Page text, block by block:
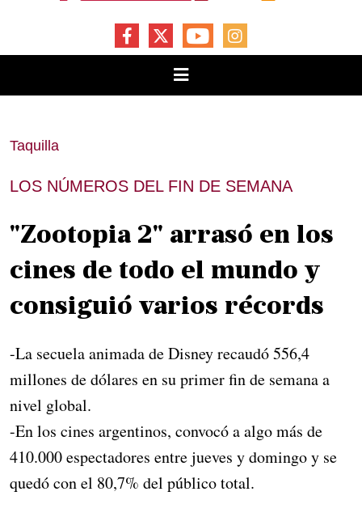
FACEBOOKYOUTUBEINSTAGRAM
Taquilla
LOS NÚMEROS DEL FIN DE SEMANA
"Zootopia 2" arrasó en los
cines de todo el mundo y
consiguió varios récords
-La secuela animada de Disney recaudó 556,4
millones de dólares en su primer fin de semana a
nivel global.
-En los cines argentinos, convocó a algo más de
410.000 espectadores entre jueves y domingo y se
quedó con el 80,7% del público total.